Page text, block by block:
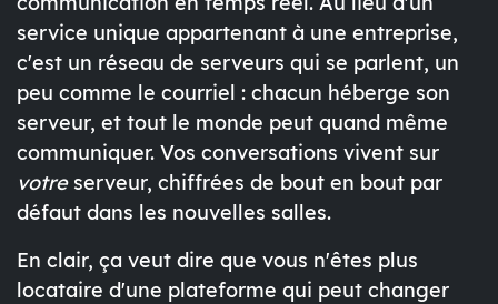
service unique appartenant à une entreprise,
c'est un réseau de serveurs qui se parlent, un
peu comme le courriel : chacun héberge son
serveur, et tout le monde peut quand même
communiquer. Vos conversations vivent sur
votreserveur, chiffrées de bout en bout par
défaut dans les nouvelles salles.
En clair, ça veut dire que vous n'êtes plus
locataire d'une plateforme qui peut changer